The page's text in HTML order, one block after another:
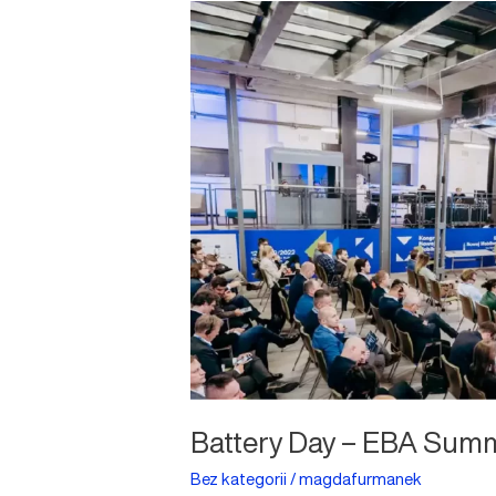
Battery Day – EBA
Bez kategorii/magdafurmanek
Battery
Day
–
EBA
Summit